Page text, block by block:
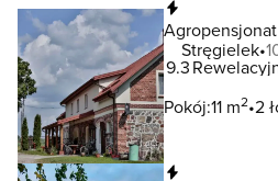
Stręgielek
9.3
Pokój:11 m2 2